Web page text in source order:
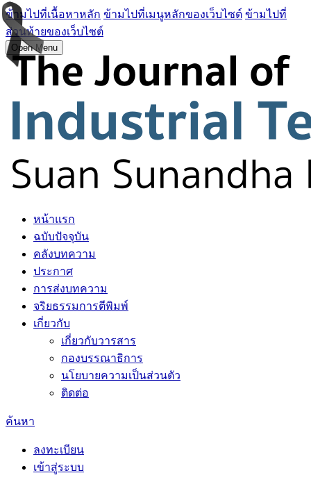
ข้ามไปที่เนื้อหาหลัก ข้ามไปที่เมนูหลักของเว็บไซต์ ข้ามไปที่
ส่วนท้ายของเว็บไซต์
Open Menu
หน้าแรก
ฉบับปัจจุบัน
คลังบทความ
ประกาศ
การส่งบทความ
จริยธรรมการตีพิมพ์
เกี่ยวกับ
เกี่ยวกับวารสาร
กองบรรณาธิการ
นโยบายความเป็นส่วนตัว
ติดต่อ
ค้นหา
ลงทะเบียน
เข้าสู่ระบบ